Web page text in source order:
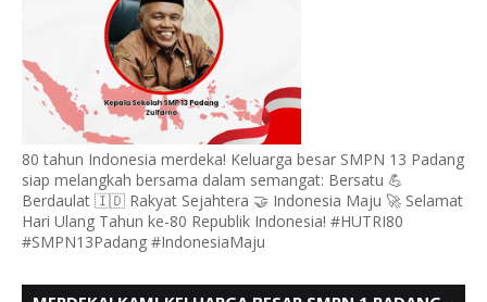
80 tahun Indonesia merdeka! Keluarga besar SMPN 13 Padang
siap melangkah bersama dalam semangat: Bersatu 💪
Berdaulat 🇮🇩 Rakyat Sejahtera 🤝 Indonesia Maju 🚀 Selamat
Hari Ulang Tahun ke-80 Republik Indonesia! #HUTRI80
#SMPN13Padang #IndonesiaMaju